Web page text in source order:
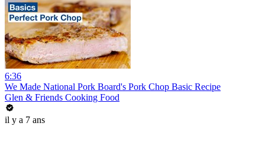
6:36
We Made National Pork Board's Pork Chop Basic Recipe
Glen & Friends Cooking Food
il y a 7 ans